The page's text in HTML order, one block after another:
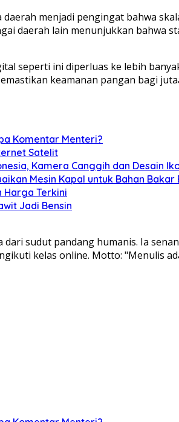
menjadi pengingat bahwa
daerah lain menunjukkan bahwa
seperti ini diperluas ke lebih
keamanan pangan bagi
Komentar Menteri?
Satelit
Kamera Canggih dan Desain
Mesin Kapal untuk Bahan Bakar
Harga Terkini
Jadi Bensin
sudut pandang humanis. Ia
kelas online. Motto: "Menulis